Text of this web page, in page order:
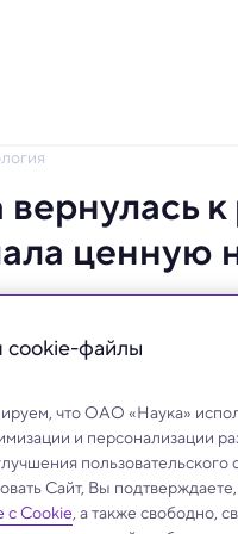
ценную
кости помогут
сookie-файлы
что ОАО «Наука»
и персонализации
Сайт, Вы
с Cookie, а также свободно,